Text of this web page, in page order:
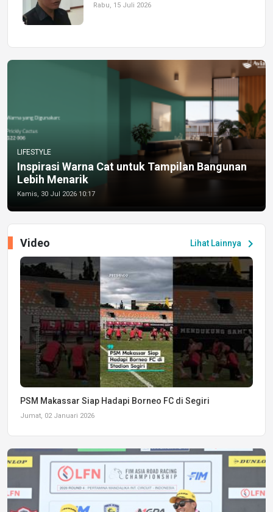
Rabu, 15 Juli 2026
LIFESTYLE
Inspirasi Warna Cat untuk Tampilan Bangunan
Lebih Menarik
Kamis, 30 Jul 2026 10:17
Lihat Lainnya chevron_right
Video
PSM Makassar Siap Hadapi Borneo FC di Segiri
Jumat, 02 Januari 2026